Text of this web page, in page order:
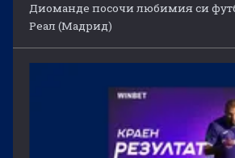
Диоманде посочи любимия си
Реал (Мадрид)